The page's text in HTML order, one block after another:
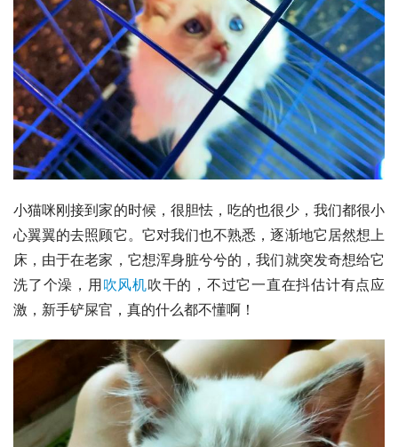
小猫咪刚接到家的时候，很胆怯，吃的也很少，我们都很小
心翼翼的去照顾它。它对我们也不熟悉，逐渐地它居然想上
床，由于在老家，它想浑身脏兮兮的，我们就突发奇想给它
洗了个澡，用吹风机吹干的，不过它一直在抖估计有点应
激，新手铲屎官，真的什么都不懂啊！